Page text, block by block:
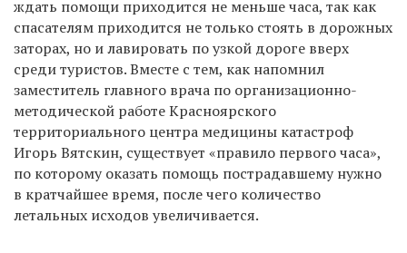
ждать помощи приходится не меньше часа, так как
спасателям приходится не только стоять в дорожных
заторах, но и лавировать по узкой дороге вверх
среди туристов. Вместе с тем, как напомнил
заместитель главного врача по организационно-
методической работе Красноярского
территориального центра медицины катастроф
Игорь Вятскин, существует «правило первого часа»,
по которому оказать помощь пострадавшему нужно
в кратчайшее время, после чего количество
летальных исходов увеличивается.